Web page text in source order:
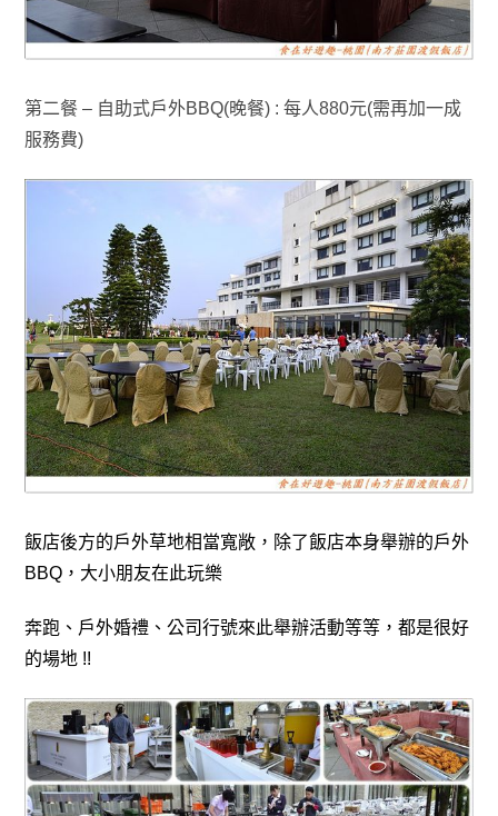
第二餐 – 自助式戶外BBQ(晚餐) : 每人880元(需再加一成
服務費)
飯店後方的戶外草地相當寬敞，除了飯店本身舉辦的戶外
BBQ，大小朋友在此玩樂
奔跑、 戶外婚禮、 公司行號來此舉辦活動等等 ， 都是很好
的場地 !!